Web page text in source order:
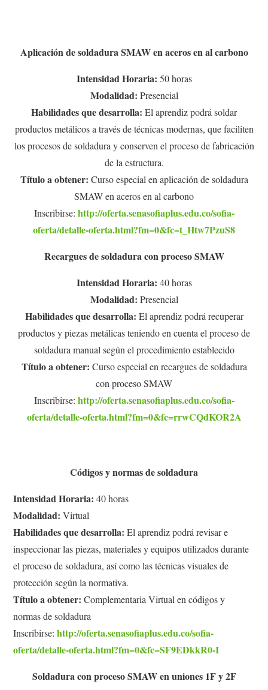
Aplicación de soldadura SMAW en aceros en al carbono
Intensidad Horaria: 50 horas
Modalidad: Presencial
Habilidades que desarrolla: El aprendiz podrá soldar
productos metálicos a través de técnicas modernas, que faciliten
los procesos de soldadura y conserven el proceso de fabricación
de la estructura.
Título a obtener: Curso especial en aplicación de soldadura
SMAW en aceros en al carbono
Inscribirse: http://oferta.senasofiaplus.edu.co/sofia-
oferta/detalle-oferta.html?fm=0&fc=t_Htw7PzuS8
Recargues de soldadura con proceso SMAW
Intensidad Horaria: 40 horas
Modalidad: Presencial
Habilidades que desarrolla: El aprendiz podrá recuperar
productos y piezas metálicas teniendo en cuenta el proceso de
soldadura manual según el procedimiento establecido
Título a obtener: Curso especial en recargues de soldadura
con proceso SMAW
Inscribirse: http://oferta.senasofiaplus.edu.co/sofia-
oferta/detalle-oferta.html?fm=0&fc=rrwCQdKOR2A
Códigos y normas de soldadura
Intensidad Horaria: 40 horas
Modalidad: Virtual
Habilidades que desarrolla: El aprendiz podrá revisar e
inspeccionar las piezas, materiales y equipos utilizados durante
el proceso de soldadura, así como las técnicas visuales de
protección según la normativa.
Título a obtener: Complementaria Virtual en códigos y
normas de soldadura
Inscribirse:http://oferta.senasofiaplus.edu.co/sofia-
oferta/detalle-oferta.html?fm=0&fc=SF9EDkkR0-I
Soldadura con proceso SMAW en uniones 1F y 2F